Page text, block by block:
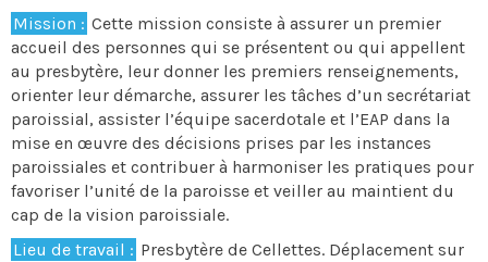
Mission : Cette mission consiste à assurer un premier
accueil des personnes qui se présentent ou qui appellent
au presbytère, leur donner les premiers renseignements,
orienter leur démarche, assurer les tâches d’un secrétariat
paroissial, assister l’équipe sacerdotale et l’EAP dans la
mise en œuvre des décisions prises par les instances
paroissiales et contribuer à harmoniser les pratiques pour
favoriser l’unité de la paroisse et veiller au maintient du
cap de la vision paroissiale.
Lieu de travail : Presbytère de Cellettes. Déplacement sur